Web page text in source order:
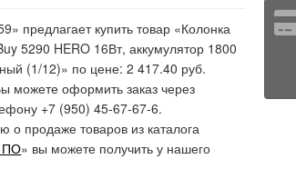
предлагает купить товар «Колонка
5290 HERO 16Вт, аккумулятор 1800
(1/12)» по цене: 2 417.40 руб.
можете оформить заказ через
+7 (950) 45-67-67-6.
продаже товаров из каталога
ПО» вы можете получить у нашего